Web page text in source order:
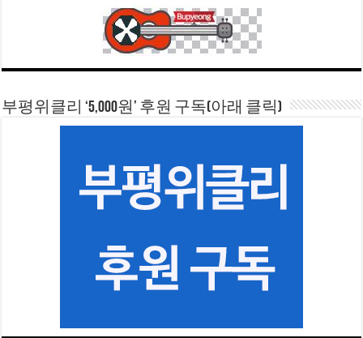
부평위클리 ‘5,000원’ 후원 구독(아래 클릭)